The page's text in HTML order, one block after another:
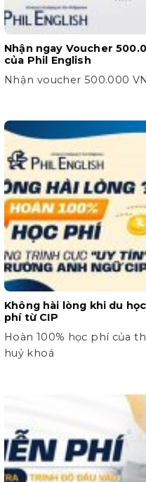
Nhận ngay Voucher
của Phil English
Nhận voucher 500.000
Không hài lòng khi du
phí từ CIP
Hoàn 100% học phí của
huỷ khoá